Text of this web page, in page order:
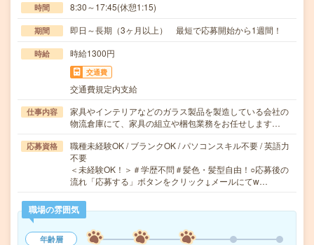
時間 8:30～17:45(休憩1:15)
期間 即日～長期（3ヶ月以上） 最短で応募開始から1週間！
時給 時給1300円
交通費
交通費規定内支給
仕事内容
家具やインテリアなどのガラス製品を製造している会社の
物流倉庫にて、家具の組立や梱包業務をお任せします…
応募資格
職種未経験OK / ブランクOK / パソコンスキル不要 / 英語力
不要
＜未経験OK！＞＃学歴不問＃髪色・髪型自由！○応募後の
流れ「応募する」ボタンをクリック↓メールにてw…
職場の雰囲気
年齢層